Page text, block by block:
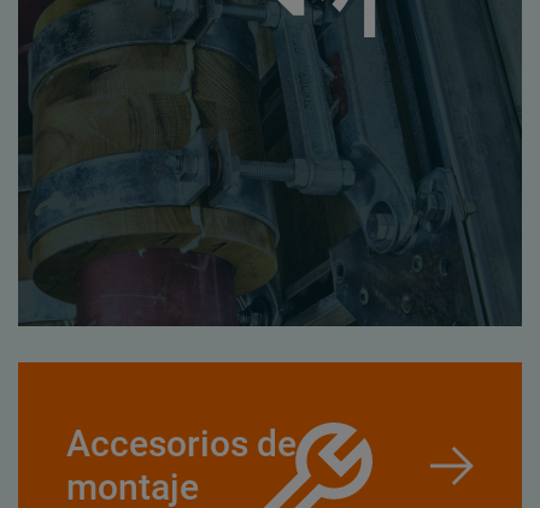
Accesorios de
montaje